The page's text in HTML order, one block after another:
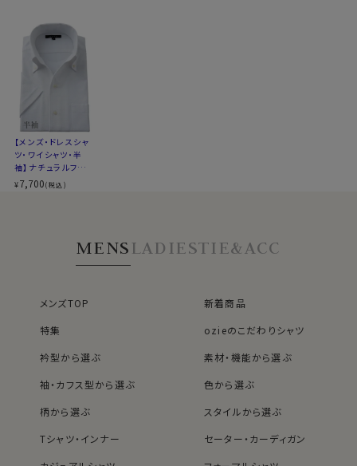
地特性がわかるシャツ。
風が吹くと体を風が抜けるような爽快感がるほどの通気
性の良さです。
ぜひ素肌で着用してみてください。
※生地の特性上、若干透け感があります。
インナーを着用される際、透け感が気になる方はシャツ
ごしに透けづらいベージュのインナーをおすすめいたし
ます。
お洗濯後もしわがほとんど残らず、しわが気になる場合
でも簡単なアイロンがけでご着用いただけます。
ップさせたうえで形態安定性の機能を高めるべく、液体
結果、吸汗速乾性・光沢感・ソフト感にすぐれ着心地のい
い、加えて洗濯後の乾きが早くお手入れが楽といった事
このシャツは衿と前立ての裏部分がオープンカラーのよ
うに縫い目がなく、1枚の生地でつながって出来ている、
着心地を考え、細いだけのシャツとは一線を画したつくり
になっています。
※43cm（LL）・45cm（3L）・47cm(4L)サイズにおいて
は絞りを若干ゆるくしております。 細さを気にせず一般的
なサイズと同じ感覚でお選びください。
【メンズ・ドレスシャ
ツ・ワイシャツ・半
袖】ナチュラルフィッ
ト・クールマックス・
ドライ・形態安定・か
¥7,700(税込)
MENSLADIESTIE&ACC
メンズTOP
新着商品
特集
ozieのこだわりシャツ
衿型から選ぶ
素材・機能から選ぶ
袖・カフス型から選ぶ
色から選ぶ
柄から選ぶ
スタイルから選ぶ
Tシャツ・インナー
セーター・カーディガン